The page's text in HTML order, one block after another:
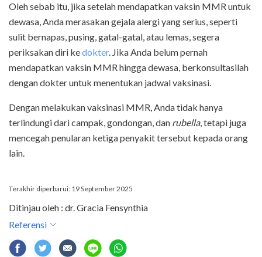
Oleh sebab itu, jika setelah mendapatkan vaksin MMR untuk
dewasa, Anda merasakan gejala alergi yang serius, seperti
sulit bernapas, pusing, gatal-gatal, atau lemas, segera
periksakan diri kedokter. Jika Anda belum pernah
mendapatkan vaksin MMR hingga dewasa, berkonsultasilah
dengan dokter untuk menentukan jadwal vaksinasi.
Dengan melakukan vaksinasi MMR, Anda tidak hanya
terlindungi dari campak, gondongan, dan rubella, tetapi juga
mencegah penularan ketiga penyakit tersebut kepada orang
lain.
Terakhir diperbarui: 19 September 2025